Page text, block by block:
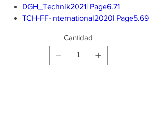
DGH_Technik2021| Page6.71
TCH-FF-International2020| Page5.69
Cantidad